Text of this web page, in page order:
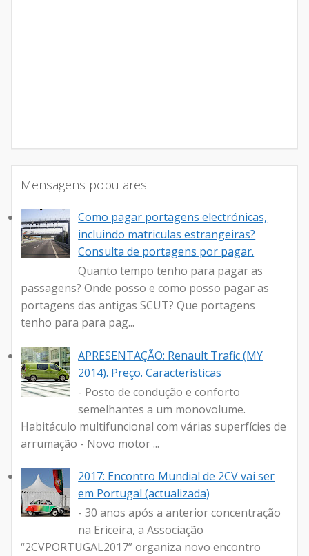
Mensagens populares
Como pagar portagens electrónicas,
incluindo matriculas estrangeiras?
Consulta de portagens por pagar.
Quanto tempo tenho para pagar as
passagens? Onde posso e como posso pagar as
portagens das antigas SCUT? Que portagens
tenho para para pag...
APRESENTAÇÃO: Renault Trafic (MY
2014). Preço. Características
- Posto de condução e conforto
semelhantes a um monovolume.
Habitáculo multifuncional com várias superfícies de
arrumação - Novo motor ...
2017: Encontro Mundial de 2CV vai ser
em Portugal (actualizada)
- 30 anos após a anterior concentração
na Ericeira, a Associação
“2CVPORTUGAL2017” organiza novo encontro